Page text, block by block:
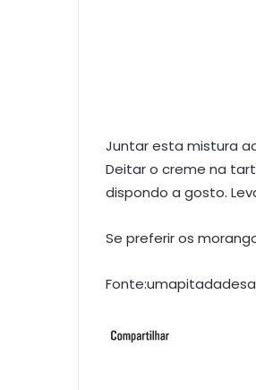
Juntar esta mistura
Deitar o creme na
dispondo a gosto.
Se preferir os